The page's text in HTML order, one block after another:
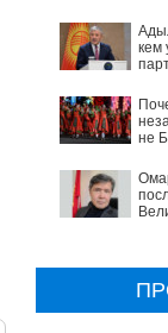
кем
не